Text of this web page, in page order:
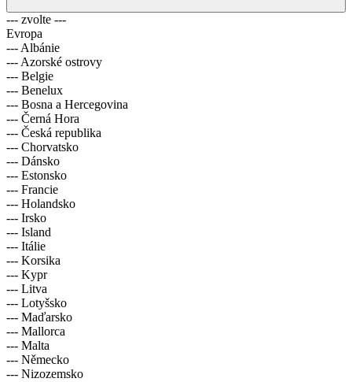
--- zvolte ---
Evropa
--- Albánie
--- Azorské ostrovy
--- Belgie
--- Benelux
--- Bosna a Hercegovina
--- Černá Hora
--- Česká republika
--- Chorvatsko
--- Dánsko
--- Estonsko
--- Francie
--- Holandsko
--- Irsko
--- Island
--- Itálie
--- Korsika
--- Kypr
--- Litva
--- Lotyšsko
--- Maďarsko
--- Mallorca
--- Malta
--- Německo
--- Nizozemsko